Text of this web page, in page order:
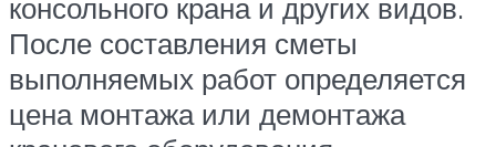
консольного крана и других видов.
После составления сметы
выполняемых работ определяется
цена монтажа или демонтажа